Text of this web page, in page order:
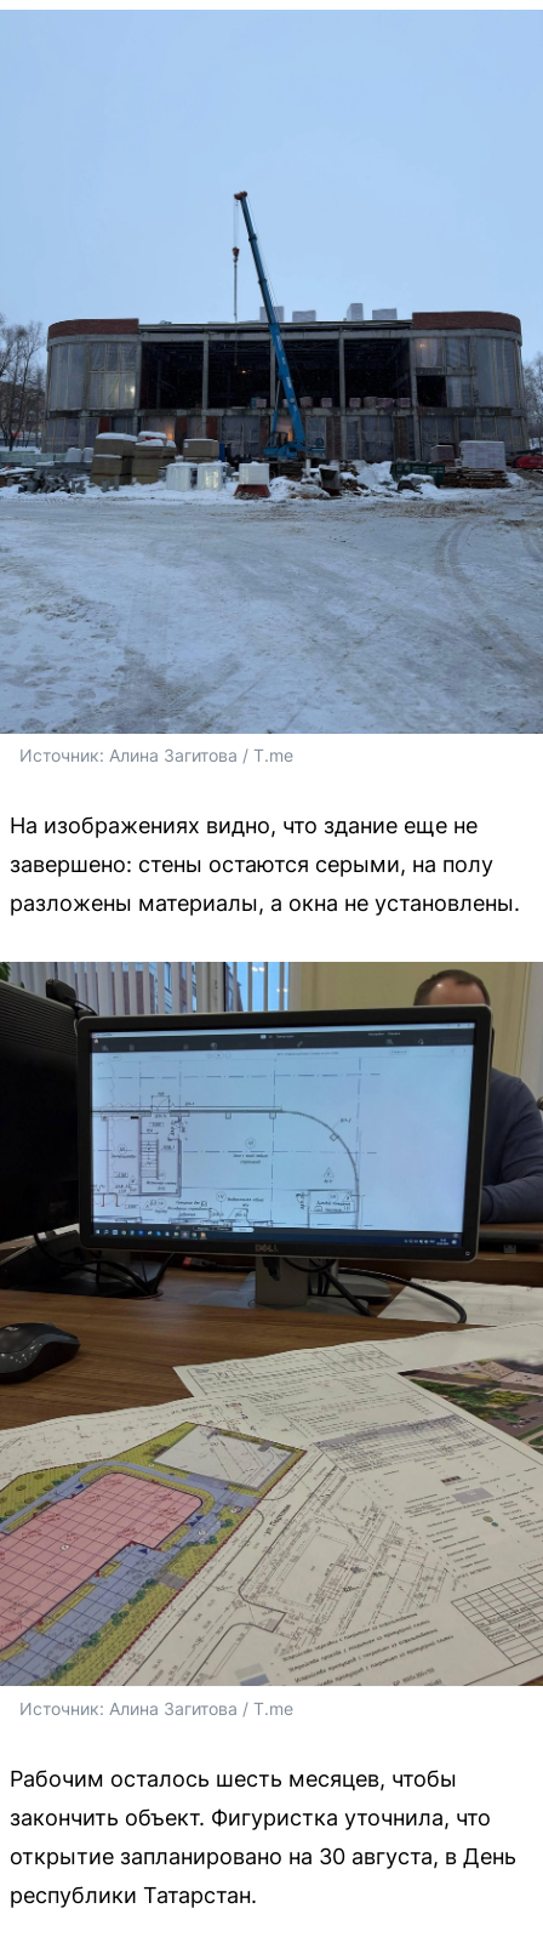
Источник: Алина Загитова / T.me
На изображениях видно, что здание еще не
завершено: стены остаются серыми, на полу
разложены материалы, а окна не установлены.
Источник: Алина Загитова / T.me
Рабочим осталось шесть месяцев, чтобы
закончить объект. Фигуристка уточнила, что
открытие запланировано на 30 августа, в День
республики Татарстан.